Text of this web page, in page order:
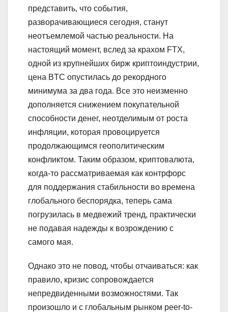
представить, что события,
разворачивающиеся сегодня, станут
неотъемлемой частью реальности. На
настоящий момент, вслед за крахом FTX,
одной из крупнейших бирж криптоиндустрии,
цена BTC опустилась до рекордного
минимума за два года. Все это неизменно
дополняется снижением покупательной
способности денег, неотделимым от роста
инфляции, которая провоцируется
продолжающимся геополитическим
конфликтом. Таким образом, криптовалюта,
когда-то рассматриваемая как контрфорс
для поддержания стабильности во времена
глобального беспорядка, теперь сама
погрузилась в медвежий тренд, практически
не подавая надежды к возрождению с
самого мая.
Однако это не повод, чтобы отчаиваться: как
правило, кризис сопровождается
непредвиденными возможностями. Так
произошло и с глобальным рынком peer-to-